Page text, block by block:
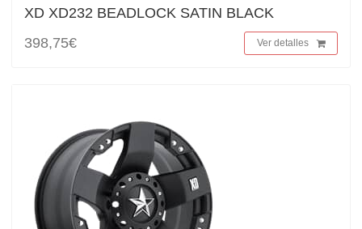
XD XD232 BEADLOCK SATIN BLACK
398,75€
Ver detalles